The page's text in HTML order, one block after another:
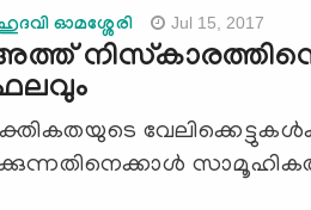
ഓമശ്ശേരി Jul 15, 2017